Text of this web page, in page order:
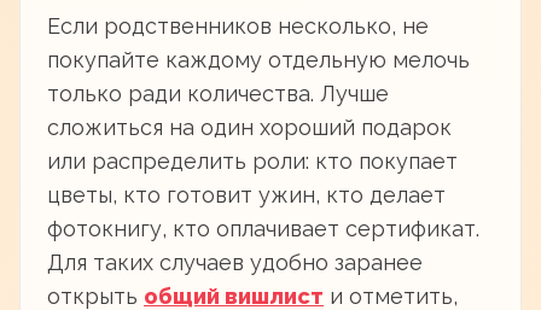
Если родственников несколько, не
покупайте каждому отдельную мелочь
только ради количества. Лучше
сложиться на один хороший подарок
или распределить роли: кто покупает
цветы, кто готовит ужин, кто делает
фотокнигу, кто оплачивает сертификат.
Для таких случаев удобно заранее
открыть общий вишлист и отметить,